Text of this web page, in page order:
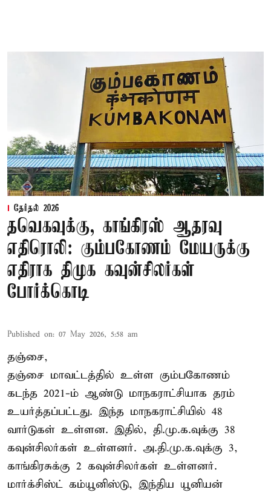
தேர்தல் 2026
தவெகவுக்கு, காங்கிரஸ் ஆதரவு
எதிரொலி: கும்பகோணம் மேயருக்கு
எதிராக திமுக கவுன்சிலர்கள்
போர்க்கொடி
Published on: 07 May 2026, 5:58 am
தஞ்சை,
தஞ்சை மாவட்டத்தில் உள்ள கும்பகோணம்
கடந்த 2021-ம் ஆண்டு மாநகராட்சியாக தரம்
உயர்த்தப்பட்டது. இந்த மாநகராட்சியில் 48
வார்டுகள் உள்ளன. இதில், தி.மு.க.வுக்கு 38
கவுன்சிலர்கள் உள்ளனர். அ.தி.மு.க.வுக்கு 3,
காங்கிரசுக்கு 2 கவுன்சிலர்கள் உள்ளனர்.
மார்க்சிஸ்ட் கம்யூனிஸ்டு, இந்திய யூனியன்